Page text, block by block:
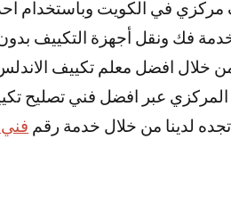
في الكويت وباستخدام
فك ونقل أجهزة التكييف
من خلال افضل معلم تكييف
عبر افضل فني تصليح
لدينا من خلال خدمة رقم